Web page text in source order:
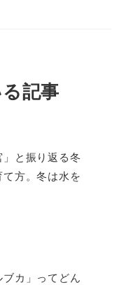
記事
と振り返る冬
方。冬は水を
カ」ってどん